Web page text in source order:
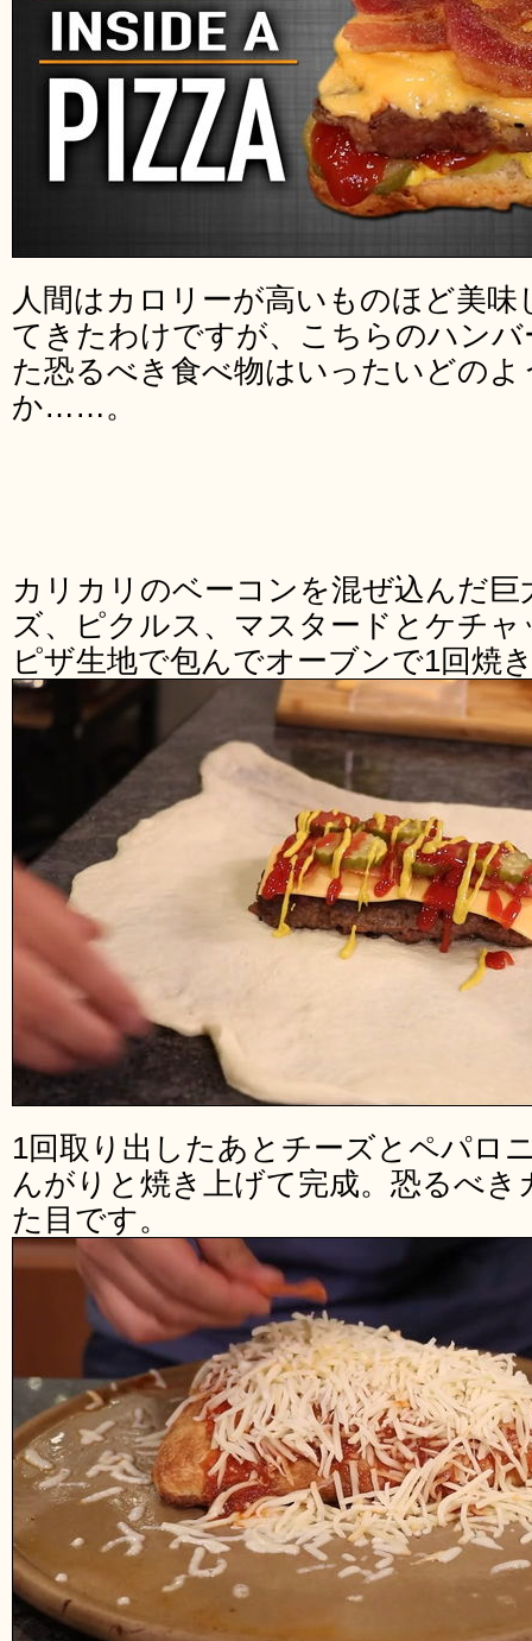
人間はカロリーが高いものほど美
てきたわけですが、こちらのハン
た恐るべき食べ物はいったいどの
か……。
カリカリのベーコンを混ぜ込んだ
ズ、ピクルス、マスタードとケチ
ピザ生地で包んでオーブンで1回焼
1回取り出したあとチーズとペパロ
んがりと焼き上げて完成。恐るべ
た目です。